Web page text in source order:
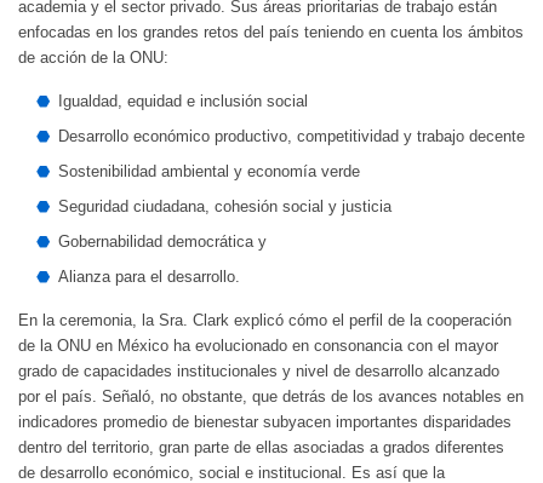
academia y el sector privado. Sus áreas prioritarias de trabajo están
enfocadas en los grandes retos del país teniendo en cuenta los ámbitos
de acción de la ONU:
Igualdad, equidad e inclusión social
Desarrollo económico productivo, competitividad y trabajo decente
Sostenibilidad ambiental y economía verde
Seguridad ciudadana, cohesión social y justicia
Gobernabilidad democrática y
Alianza para el desarrollo.
En la ceremonia, la Sra. Clark explicó cómo el perfil de la cooperación
de la ONU en México ha evolucionado en consonancia con el mayor
grado de capacidades institucionales y nivel de desarrollo alcanzado
por el país. Señaló, no obstante, que detrás de los avances notables en
indicadores promedio de bienestar subyacen importantes disparidades
dentro del territorio, gran parte de ellas asociadas a grados diferentes
de desarrollo económico, social e institucional. Es así que la